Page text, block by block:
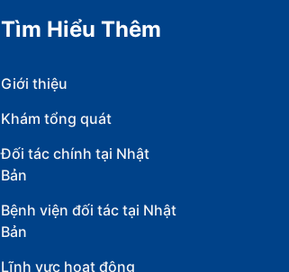
Tìm Hiểu Thêm
Giới thiệu
Khám tổng quát
Đối tác chính tại Nhật
Bản
Bệnh viện đối tác tại Nhật
Bản
Lĩnh vực hoạt động